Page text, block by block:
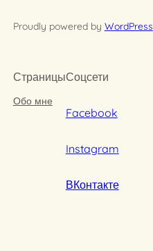
Proudly powered by WordPress
Страницы
Обо мне
Соцсети
Facebook
Instagram
ВКонтакте